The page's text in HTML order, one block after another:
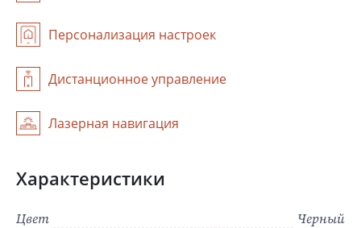
Персонализация настроек
Дистанционное управление
Лазерная навигация
Характеристики
Цвет
Черный
В зависимости от выбранного местоположения мы сможем
показать